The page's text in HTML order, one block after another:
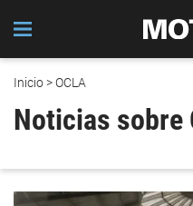
Inicio> OCLA
Noticias sobre